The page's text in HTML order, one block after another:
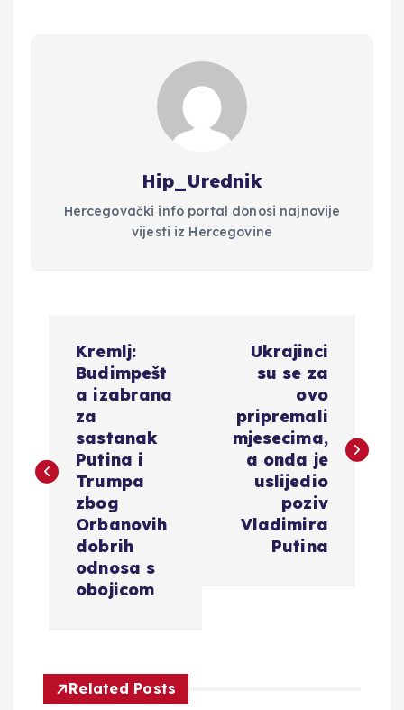
Hip_Urednik
Hercegovački info portal donosi najnovije
vijesti iz Hercegovine
i
Kremlj:
Budimpešt
a izabrana
za
sastanak
Putina i
Trumpa
zbog
Orbanovih
dobrih
odnosa s
obojicom
Ukrajinci
su se za
ovo
pripremali
mjesecima,
a onda je
uslijedio
poziv
Vladimira
Putina
Related Posts